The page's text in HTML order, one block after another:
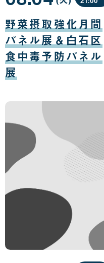
野菜摂取強化月間
パネル展＆白石区
食中毒予防パネル
展
月
04
日
日
日